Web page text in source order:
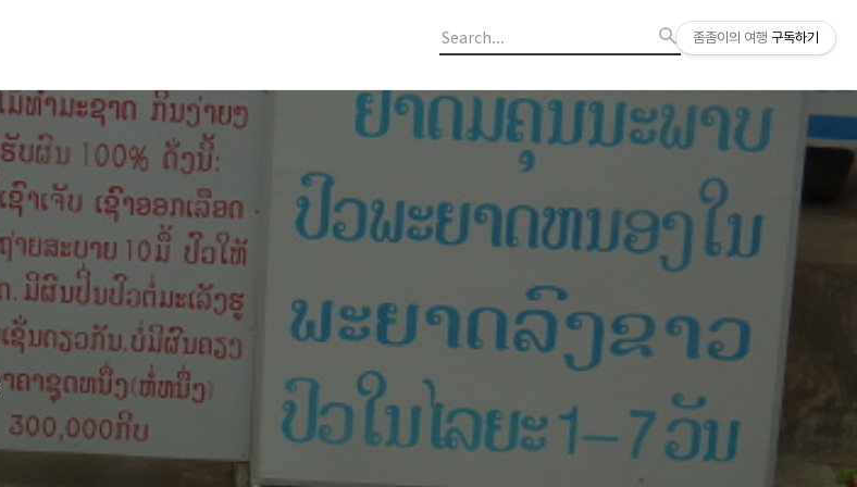
좀좀이의 여행 구독하기